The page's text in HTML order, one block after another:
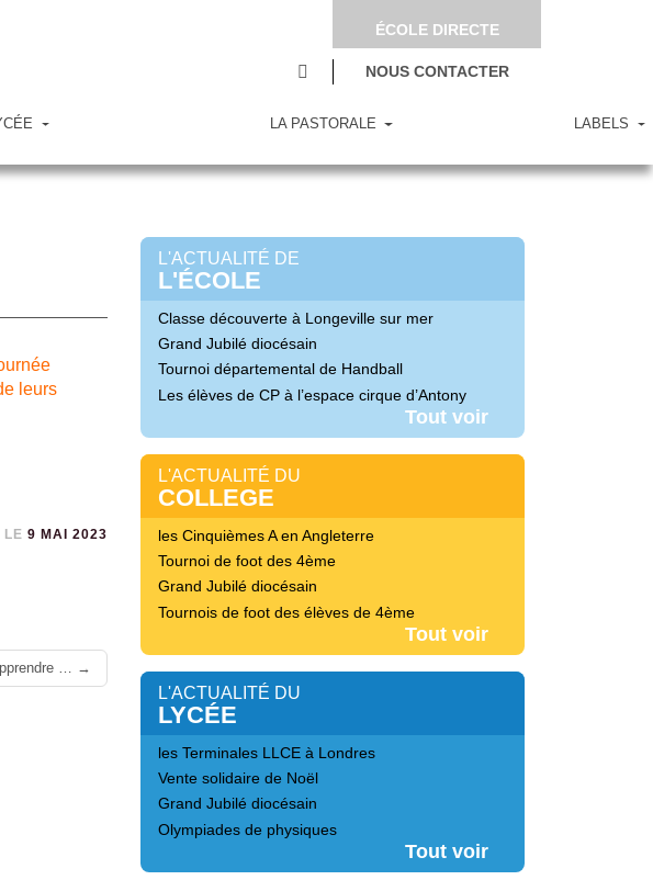
ÉCOLE DIRECTE
NOUS CONTACTER
LA PASTORALE LABELS
leurs
LE 9 MAI 2023
…
L'ACTUALITÉ DE
L'ÉCOLE
Classe découverte à Longeville sur mer
Grand Jubilé diocésain
Tournoi départemental de Handball
Les élèves de CP à l’espace cirque d’Antony
Tout voir
L'ACTUALITÉ DU
COLLEGE
les Cinquièmes A en Angleterre
Tournoi de foot des 4ème
Grand Jubilé diocésain
Tournois de foot des élèves de 4ème
Tout voir
L'ACTUALITÉ DU
LYCÉE
les Terminales LLCE à Londres
Vente solidaire de Noël
Grand Jubilé diocésain
Olympiades de physiques
Tout voir